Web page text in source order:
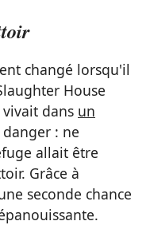
changé lorsqu'il
House
vivait dans un
: ne
allait être
Grâce à
seconde chance